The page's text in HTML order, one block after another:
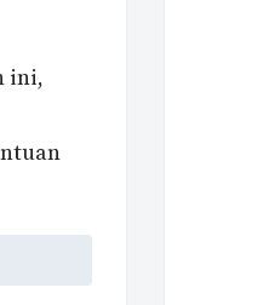
ini,